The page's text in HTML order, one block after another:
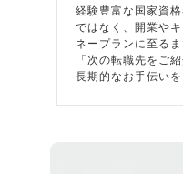
経験豊富な国家資
ではなく、開業や
ネープランに至る
「次の転職先をご
長期的なお手伝いを